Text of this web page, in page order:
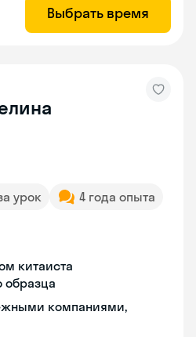
Выбрать время
урок 4 года опыта
китаиста
образца
компаниями,